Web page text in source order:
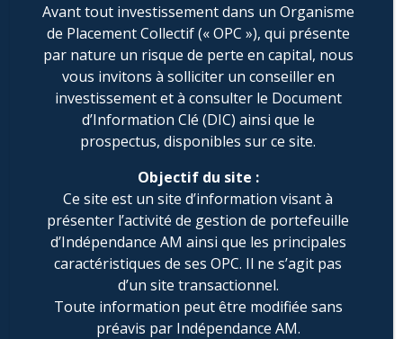
Juan Diaz
Directeur du Développement
(+33) 6 38 77 73 61
(+33) 1 49 53 90 11
juan.diaz@ie-am.com
contact@ie-am.com
Avant tout investissement dans un Organisme
de Placement Collectif (« OPC »), qui présente
par nature un risque de perte en capital, nous
vous invitons à solliciter un conseiller en
investissement et à consulter le Document
d’Information Clé (DIC) ainsi que le
prospectus, disponibles sur ce site.
Objectif du site :
Ce site est un site d’information visant à
présenter l’activité de gestion de portefeuille
d’Indépendance AM ainsi que les principales
caractéristiques de ses OPC. Il ne s’agit pas
d’un site transactionnel.
Toute information peut être modifiée sans
préavis par Indépendance AM.